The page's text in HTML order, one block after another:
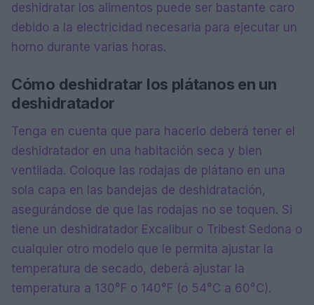
deshidratar los alimentos puede ser bastante caro
debido a la electricidad necesaria para ejecutar un
horno durante varias horas.
Cómo deshidratar los plátanos en un
deshidratador
Tenga en cuenta que para hacerlo deberá tener el
deshidratador en una habitación seca y bien
ventilada. Coloque las rodajas de plátano en una
sola capa en las bandejas de deshidratación,
asegurándose de que las rodajas no se toquen. Si
tiene un deshidratador Excalibur o Tribest Sedona o
cualquier otro modelo que le permita ajustar la
temperatura de secado, deberá ajustar la
temperatura a 130°F o 140°F (o 54°C a 60°C).